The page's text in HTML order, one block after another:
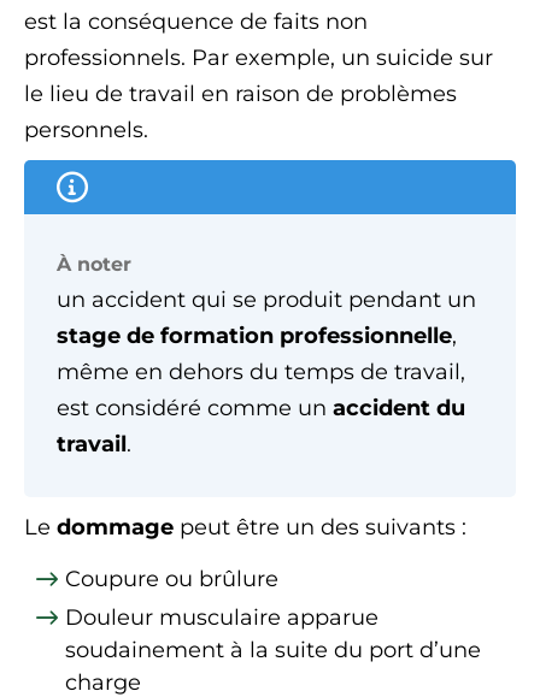
est la conséquence de faits non
professionnels. Par exemple, un suicide sur
le lieu de travail en raison de problèmes
personnels.
À noter
un accident qui se produit pendant un
stage de formation professionnelle,
même en dehors du temps de travail,
est considéré comme un accident du
travail.
Le dommage peut être un des suivants :
Coupure ou brûlure
Douleur musculaire apparue
soudainement à la suite du port d’une
charge